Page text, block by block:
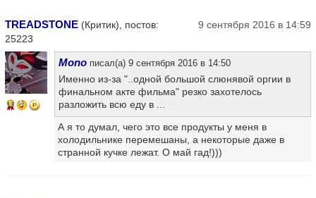
TREADSTONE (Критик), постов:
25223
9 сентября 2016 в 14:59
13
Mono писал(а) 9 сентября 2016 в 14:50
Именно из-за "..одной большой слюнявой оргии в
финальном акте фильма" резко захотелось
разложить всю еду в ...
А я то думал, чего это все продукты у меня в
холодильнике перемешаны, а некоторые даже в
странной кучке лежат. О май гад!)))